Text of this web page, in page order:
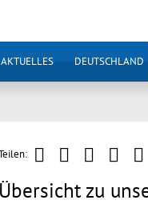
AKTUELLES DEUTSCHLAND
Übersicht zu